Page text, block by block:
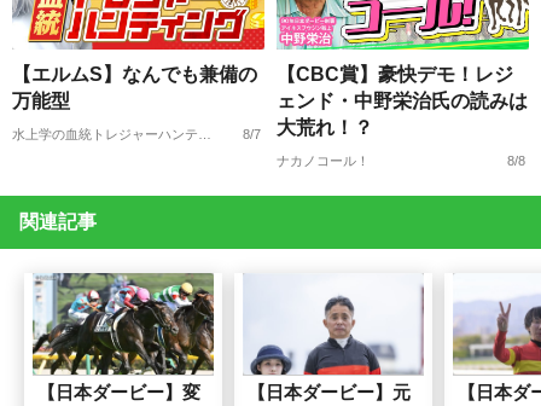
【エルムS】なんでも兼備の
万能型
8/7
【CBC賞】豪快デモ！レジ
ェンド・中野栄治氏の読みは
大荒れ！？
ナカノコール！ 8/8
関連記事
【日本ダービー】変
【日本ダービー】元
【日本ダ